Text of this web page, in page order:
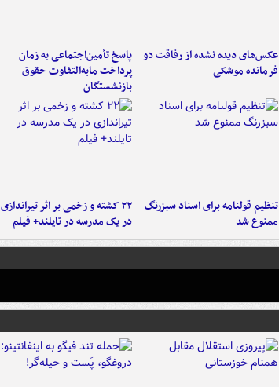
عکس‌های دیده نشده از رفاقت دو
فرمانده‌ موشکی
پاسخ تأمین‌اجتماعی به زمان
پرداخت مابه‌التفاوت حقوق
بازنشستگان
تنظیم قولنامه برای اسناد سبزرنگ
ممنوع شد
۲۲ کشته و زخمی بر اثر تیراندازی
در یک مدرسه در تایلند+ فیلم